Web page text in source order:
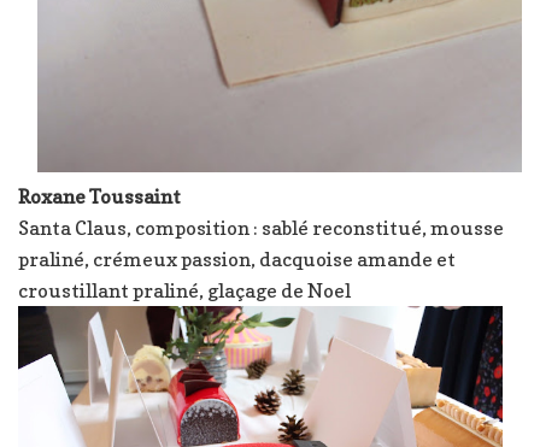
Roxane Toussaint
Santa Claus, composition : sablé reconstitué, mousse
praliné, crémeux passion, dacquoise amande et
croustillant praliné, glaçage de Noel